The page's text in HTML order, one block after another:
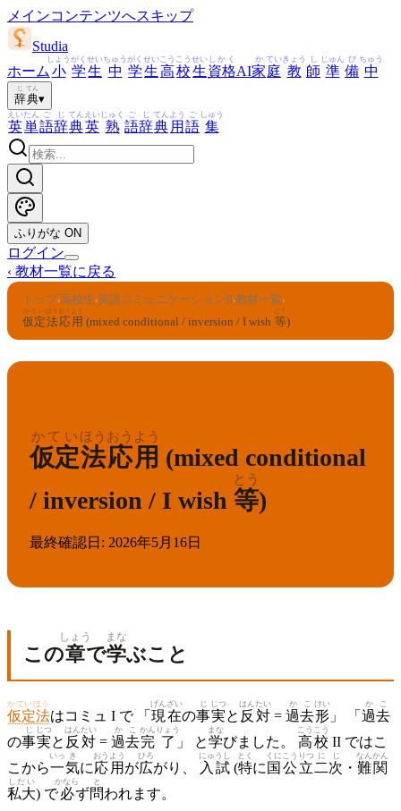
メインコンテンツへスキップ
Studia
ホーム 小
しょう
学
がく
生
せい
中
ちゅう
学
がく
生
せい
高
こう
校
こう
生
せい
資格
しかく
AI家
か
庭
てい
教
きょう
師
し
準
じゅん
備
び
中
ちゅう
辞
じ
典
てん
▾
英
えい
単
たん
語
ご
辞
じ
典
てん
英
えい
熟
じゅく
語
ご
辞
じ
典
てん
用
よう
語
ご
集
しゅう
ふりがな ON
ログイン
‹ 教材一覧に戻る
トップ›高校生›英語コミュニケーションII›教材一覧›
仮定
かてい
法
ほう
応用
おうよう
(mixed conditional / inversion / I wish 等
とう
)
仮定
かてい
法
ほう
応用
おうよう
(mixed conditional
/ inversion / I wish 等
とう
)
最終確認日 : 2026年5月16日
この章
しょう
で学
まな
ぶこと
仮定法
かていほう
はコミュ I で 「 現
げん
在
ざい
の事
じ
実
じつ
と 反
はん
対
たい
= 過去
かこ
形
けい
」 「 過去
かこ
の事
じ
実
じつ
と 反
はん
対
たい
= 過去
かこ
完
かん
了
りょう
」 と学
まな
びました。 高校
こうこう
II ではこ
こから一
いっ
気
き
に応用
おうよう
が広
ひろ
がり、 入試
にゅうし
(特
とく
に 国
くに
公
こう
立
りつ
二
に
次
じ
・ 難関
なんかん
私大
しだい
) で必
かなら
ず問
と
われます。